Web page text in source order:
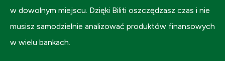
w dowolnym miejscu. Dzięki Biliti oszczędzasz czas i nie
musisz samodzielnie analizować produktów finansowych
w wielu bankach.